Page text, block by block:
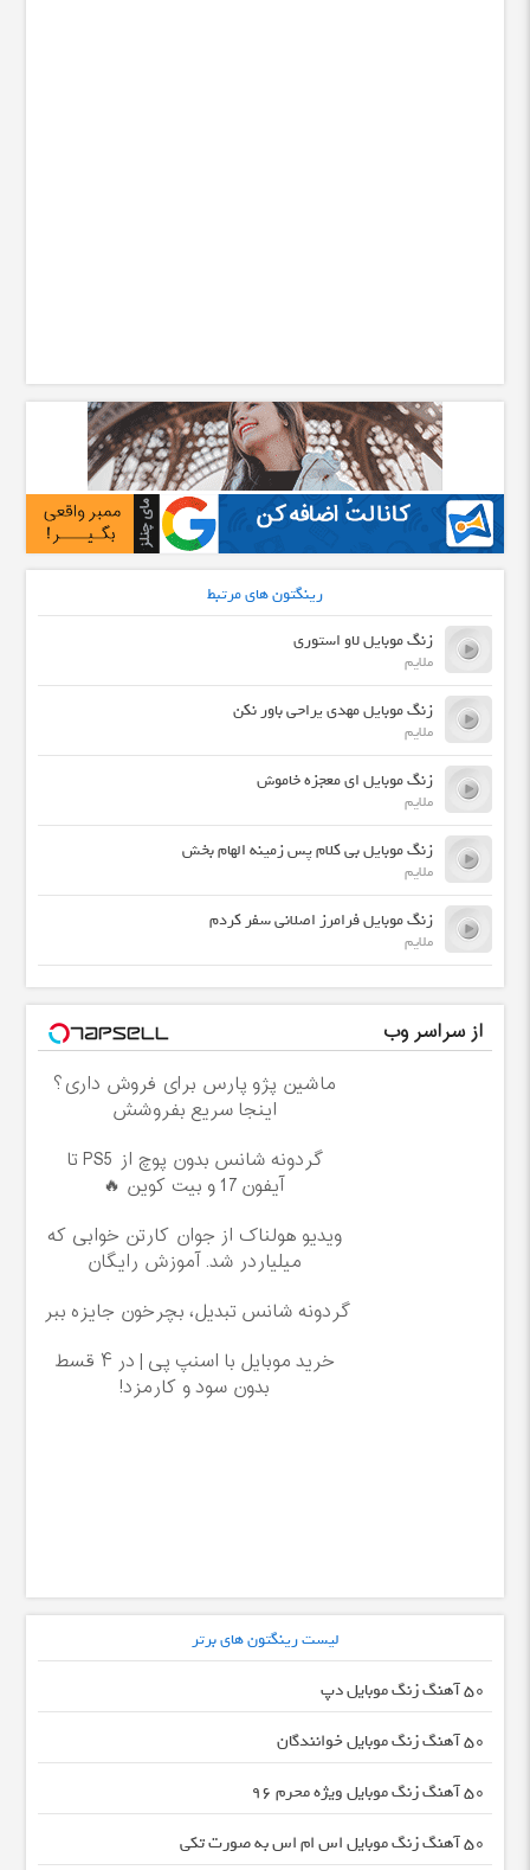
رینگتون های مرتبط
زنگ موبایل لاو استوری
ملایم
زنگ موبایل مهدی یراحی باور نکن
ملایم
زنگ موبایل ای معجزه خاموش
ملایم
زنگ موبایل بی کلام پس زمینه الهام بخش
ملایم
زنگ موبایل فرامرز اصلانی سفر کردم
ملایم
از سراسر وب
ماشین پژو پارس برای فروش داری؟
اینجا سریع بفروشش
گردونه شانس بدون پوچ از PS5 تا
آیفون17 و بیت کوین 🔥
ویدیو هولناک از جوان کارتن خوابی که
میلیاردر شد. آموزش رایگان
گردونه شانس تبدیل، بچرخون جایزه ببر
خرید موبایل با اسنپ پی | در ۴ قسط
بدون سود و کارمزد!
لیست رینگتون های برتر
50 آهنگ زنگ موبایل دپ
50 آهنگ زنگ موبایل خوانندگان
50 آهنگ زنگ موبایل ویژه محرم 96
50 آهنگ زنگ موبایل اس ام اس به صورت تکی